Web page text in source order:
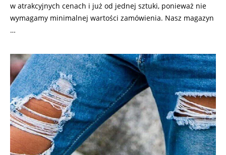
w atrakcyjnych cenach i już od jednej sztuki, ponieważ nie
wymagamy minimalnej wartości zamówienia. Nasz magazyn
…